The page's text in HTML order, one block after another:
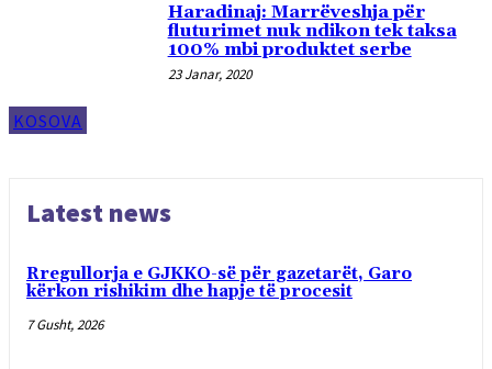
KOSOVA
Haradinaj: Marrëveshja për
fluturimet nuk ndikon tek taksa
100% mbi produktet serbe
23 Janar, 2020
Latest news
Rregullorja e GJKKO-së për gazetarët, Garo
kërkon rishikim dhe hapje të procesit
7 Gusht, 2026